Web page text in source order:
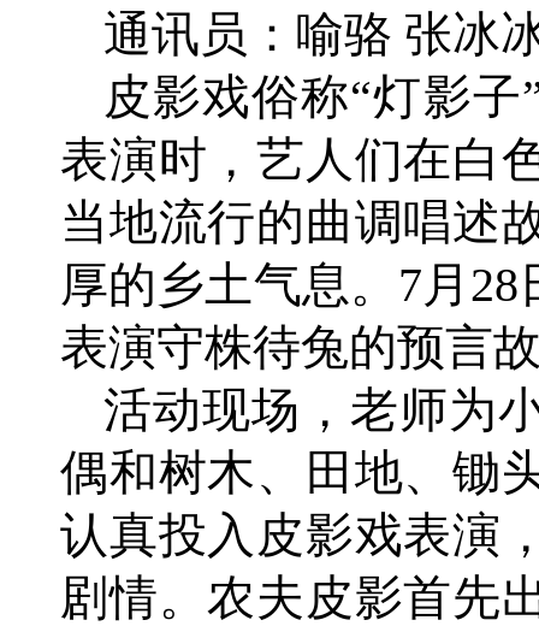
通讯员：喻骆 张冰
皮影戏俗称“灯影
表演时，艺人们在白
当地流行的曲调唱述
厚的乡土气息。7月
表演守株待兔的预言
活动现场，老师为
偶和树木、田地、锄
认真投入皮影戏表演
剧情。农夫皮影首先